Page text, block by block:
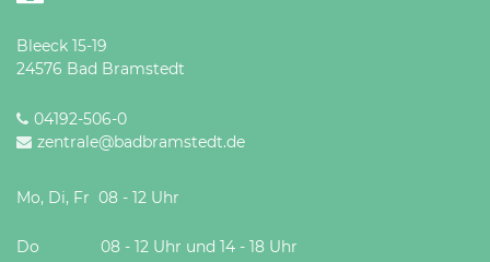
Bleeck 15-19
24576 Bad Bramstedt
04192-506-0
zentrale@badbramstedt.de
Mo, Di, Fr 08 - 12 Uhr
Do 08 - 12 Uhr und 14 - 18 Uhr